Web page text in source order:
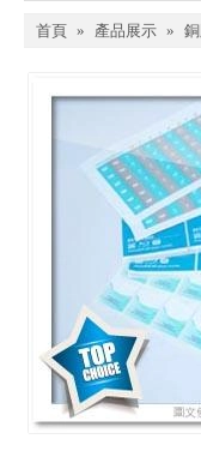
首頁 » 產品展示 »